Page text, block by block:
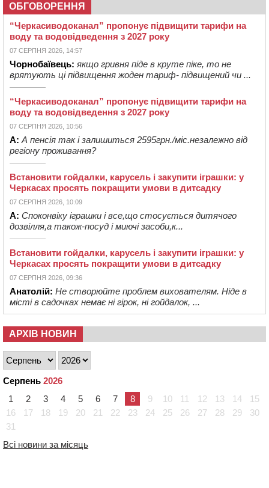
ОБГОВОРЕННЯ
“Черкасиводоканал” пропонує підвищити тарифи на
воду та водовідведення з 2027 року
07 СЕРПНЯ 2026, 14:57
Чорнобаївець: якщо гривня піде в круте піке, то не
врятують ці підвищення жоден тариф- підвищений чи ...
“Черкасиводоканал” пропонує підвищити тарифи на
воду та водовідведення з 2027 року
07 СЕРПНЯ 2026, 10:56
А: А пенсія так і залишиться 2595грн./міс.незалежно від
регіону проживання?
Встановити гойдалки, карусель і закупити іграшки: у
Черкасах просять покращити умови в дитсадку
07 СЕРПНЯ 2026, 10:09
А: Споконвіку іграшки і все,що стосується дитячого
дозвілля,а також-посуд і миючі засоби,к...
Встановити гойдалки, карусель і закупити іграшки: у
Черкасах просять покращити умови в дитсадку
07 СЕРПНЯ 2026, 09:36
Анатолій: Не створюйте проблем вихователям. Ніде в
місті в садочках немає ні гірок, ні гойдалок, ...
АРХІВ НОВИН
Серпень 2026
1
2 3 4 5 6 7 8 9 10 11 12 13 14
15
16
17 18 19 20 21 22 23 24 25 26 27 28 29
30
31
Всі новини за місяць